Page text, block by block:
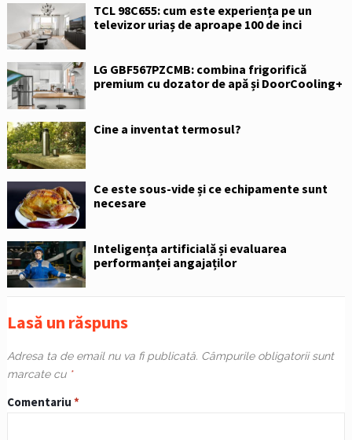
TCL 98C655: cum este experiența pe un
televizor uriaș de aproape 100 de inci
LG GBF567PZCMB: combina frigorifică
premium cu dozator de apă și DoorCooling+
Cine a inventat termosul?
Ce este sous-vide și ce echipamente sunt
necesare
Inteligența artificială și evaluarea
performanței angajaților
Lasă un răspuns
Adresa ta de email nu va fi publicată. Câmpurile obligatorii sunt
marcate cu *
Comentariu *